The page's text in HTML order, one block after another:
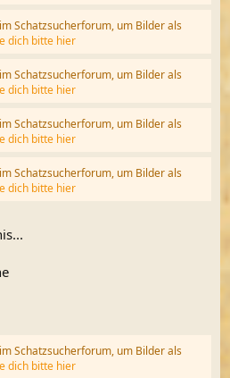
Schatzsucherforum, um Bilder als
dich bitte hier
Schatzsucherforum, um Bilder als
dich bitte hier
Schatzsucherforum, um Bilder als
dich bitte hier
Schatzsucherforum, um Bilder als
dich bitte hier
Schatzsucherforum, um Bilder als
dich bitte hier